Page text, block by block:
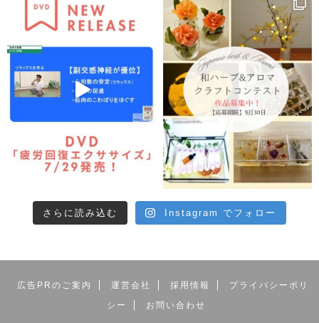
さらに読み込む Instagram でフォロー
広告PRのご案内 運営会社 採用情報
プライバシーポリ
シー
お問い合わせ